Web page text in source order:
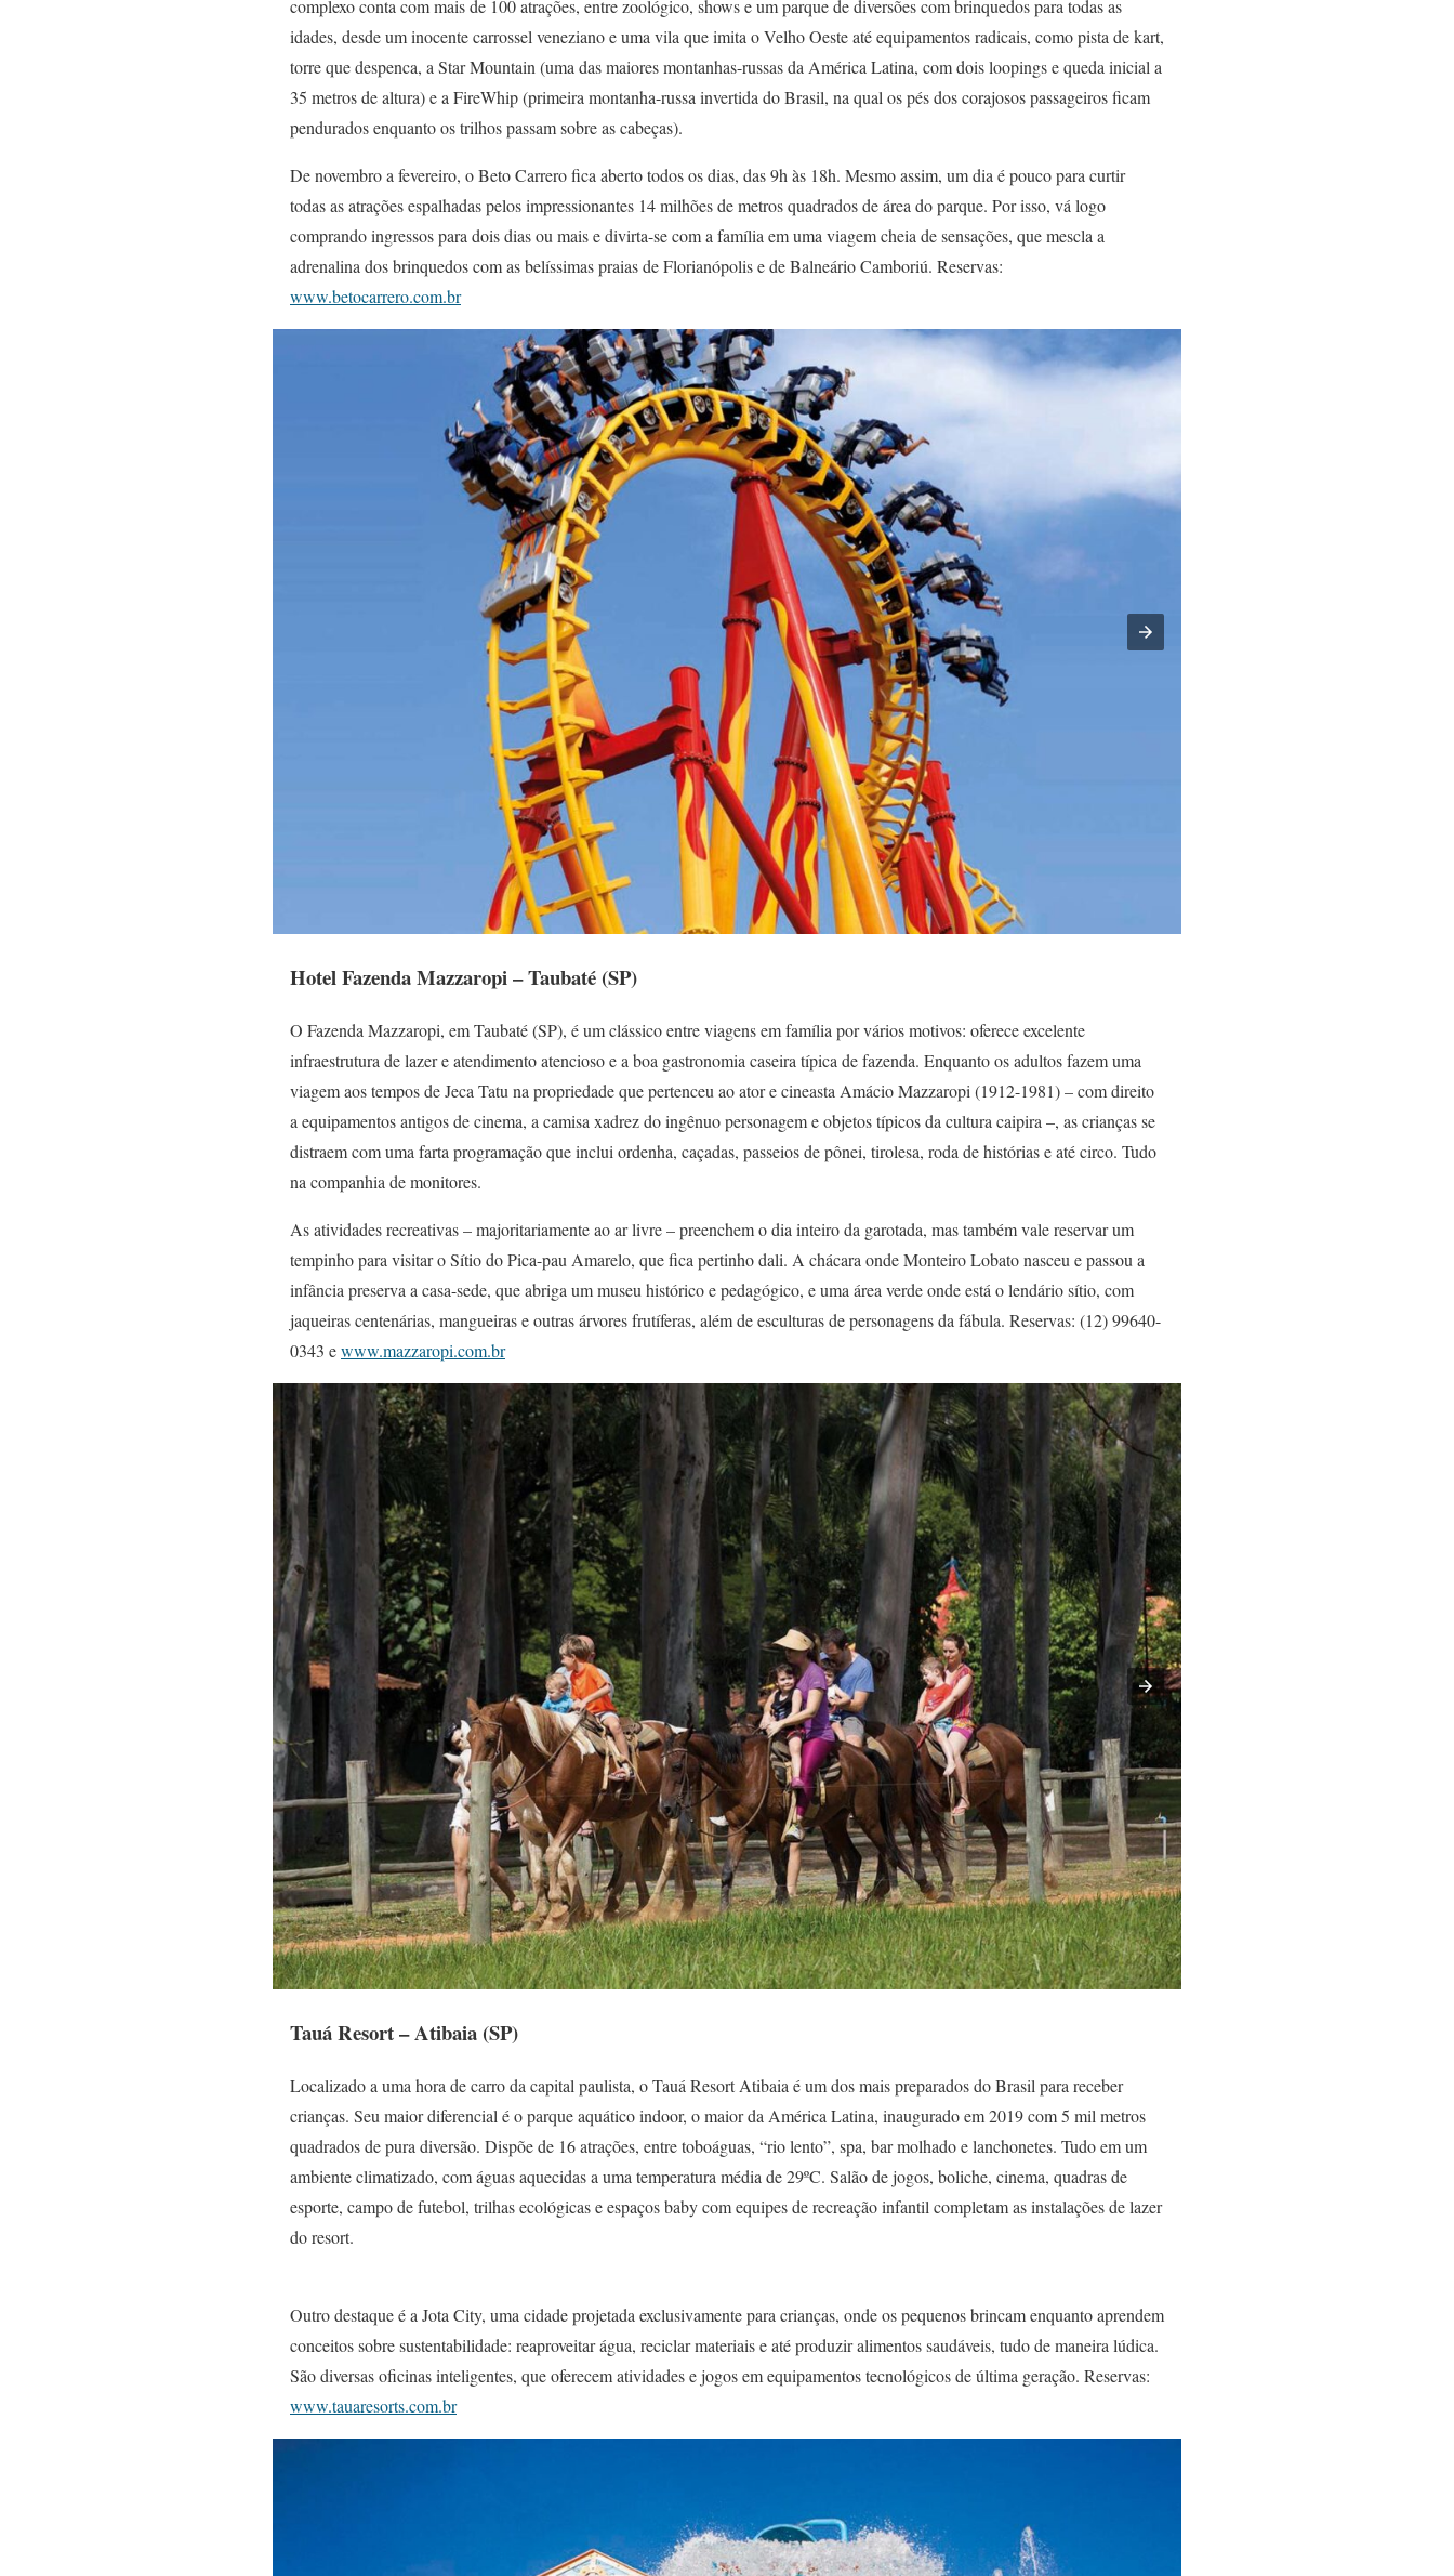
complexo conta com mais de 100 atrações, entre zoológico, shows e um parque de diversões com brinquedos para todas as
idades, desde um inocente carrossel veneziano e uma vila que imita o Velho Oeste até equipamentos radicais, como pista de kart,
torre que despenca, a Star Mountain (uma das maiores montanhas-russas da América Latina, com dois loopings e queda inicial a
35 metros de altura) e a FireWhip (primeira montanha-russa invertida do Brasil, na qual os pés dos corajosos passageiros ficam
pendurados enquanto os trilhos passam sobre as cabeças).
De novembro a fevereiro, o Beto Carrero fica aberto todos os dias, das 9h às 18h. Mesmo assim, um dia é pouco para curtir
todas as atrações espalhadas pelos impressionantes 14 milhões de metros quadrados de área do parque. Por isso, vá logo
comprando ingressos para dois dias ou mais e divirta-se com a família em uma viagem cheia de sensações, que mescla a
adrenalina dos brinquedos com as belíssimas praias de Florianópolis e de Balneário Camboriú. Reservas:
www.betocarrero.com.br
Hotel Fazenda Mazzaropi – Taubaté (SP)
O Fazenda Mazzaropi, em Taubaté (SP), é um clássico entre viagens em família por vários motivos: oferece excelente
infraestrutura de lazer e atendimento atencioso e a boa gastronomia caseira típica de fazenda. Enquanto os adultos fazem uma
viagem aos tempos de Jeca Tatu na propriedade que pertenceu ao ator e cineasta Amácio Mazzaropi (1912-1981) – com direito
a equipamentos antigos de cinema, a camisa xadrez do ingênuo personagem e objetos típicos da cultura caipira –, as crianças se
distraem com uma farta programação que inclui ordenha, caçadas, passeios de pônei, tirolesa, roda de histórias e até circo. Tudo
na companhia de monitores.
As atividades recreativas – majoritariamente ao ar livre – preenchem o dia inteiro da garotada, mas também vale reservar um
tempinho para visitar o Sítio do Pica-pau Amarelo, que fica pertinho dali. A chácara onde Monteiro Lobato nasceu e passou a
infância preserva a casa-sede, que abriga um museu histórico e pedagógico, e uma área verde onde está o lendário sítio, com
jaqueiras centenárias, mangueiras e outras árvores frutíferas, além de esculturas de personagens da fábula. Reservas: (12) 99640-
0343 ewww.mazzaropi.com.br
Tauá Resort – Atibaia (SP)
Localizado a uma hora de carro da capital paulista, o Tauá Resort Atibaia é um dos mais preparados do Brasil para receber
crianças. Seu maior diferencial é o parque aquático indoor, o maior da América Latina, inaugurado em 2019 com 5 mil metros
quadrados de pura diversão. Dispõe de 16 atrações, entre toboáguas, “rio lento”, spa, bar molhado e lanchonetes. Tudo em um
ambiente climatizado, com águas aquecidas a uma temperatura média de 29ºC. Salão de jogos, boliche, cinema, quadras de
esporte, campo de futebol, trilhas ecológicas e espaços baby com equipes de recreação infantil completam as instalações de lazer
do resort.
Outro destaque é a Jota City, uma cidade projetada exclusivamente para crianças, onde os pequenos brincam enquanto aprendem
conceitos sobre sustentabilidade: reaproveitar água, reciclar materiais e até produzir alimentos saudáveis, tudo de maneira lúdica.
São diversas oficinas inteligentes, que oferecem atividades e jogos em equipamentos tecnológicos de última geração. Reservas:
www.tauaresorts.com.br